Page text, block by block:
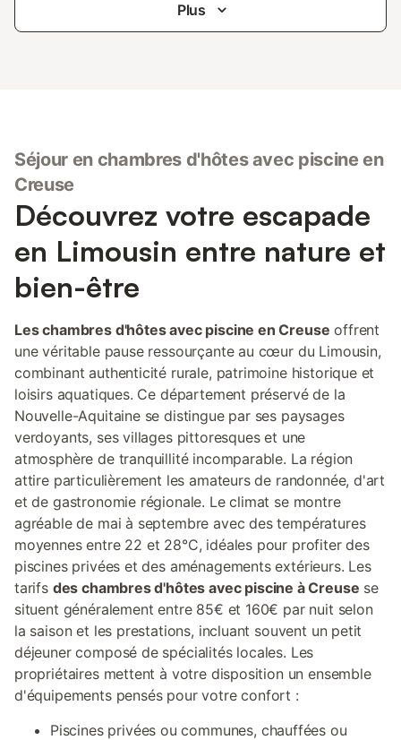
Plus
Séjour en chambres d'hôtes avec piscine en
Creuse
Découvrez votre escapade
en Limousin entre nature et
bien-être
Les chambres d'hôtes avec piscine en Creuse offrent
une véritable pause ressourçante au cœur du Limousin,
combinant authenticité rurale, patrimoine historique et
loisirs aquatiques. Ce département préservé de la
Nouvelle-Aquitaine se distingue par ses paysages
verdoyants, ses villages pittoresques et une
atmosphère de tranquillité incomparable. La région
attire particulièrement les amateurs de randonnée, d'art
et de gastronomie régionale. Le climat se montre
agréable de mai à septembre avec des températures
moyennes entre 22 et 28°C, idéales pour profiter des
piscines privées et des aménagements extérieurs. Les
tarifs des chambres d'hôtes avec piscine à Creuse se
situent généralement entre 85€ et 160€ par nuit selon
la saison et les prestations, incluant souvent un petit
déjeuner composé de spécialités locales. Les
propriétaires mettent à votre disposition un ensemble
d'équipements pensés pour votre confort :
Piscines privées ou communes, chauffées ou